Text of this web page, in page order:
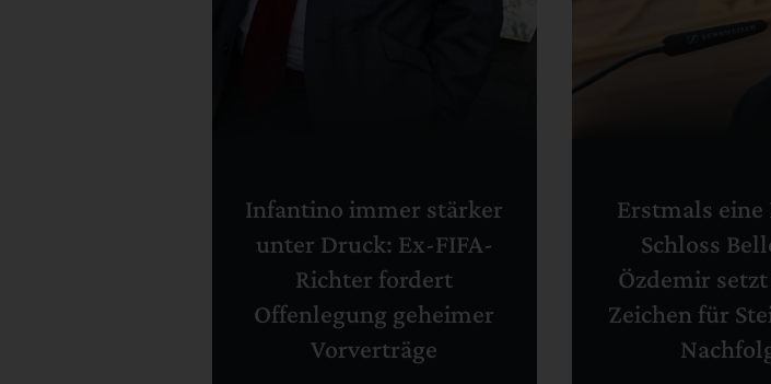
Infantino immer stärker
unter Druck: Ex-FIFA-
Richter fordert
Offenlegung geheimer
Vorverträge
Erstmals eine
Schloss
Özdemir
Zeichen für